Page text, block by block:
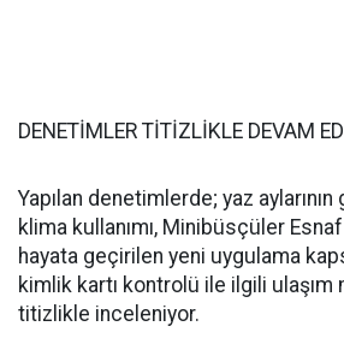
DENETİMLER TİTİZLİKLE DEVAM
Yapılan denetimlerde; yaz
klima kullanımı, Minibüsçüler
hayata geçirilen yeni uygulama
kimlik kartı kontrolü ile ilgili ulaşım
titizlikle inceleniyor.